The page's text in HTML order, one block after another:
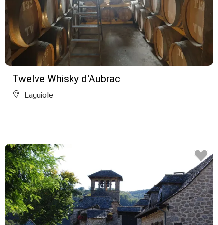
Twelve Whisky d'Aubrac
Laguiole